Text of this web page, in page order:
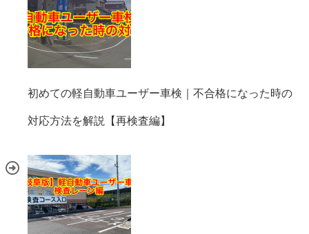
初めての軽自動車ユーザー車検｜不合格になった時の
対応方法を解説【再検査編】